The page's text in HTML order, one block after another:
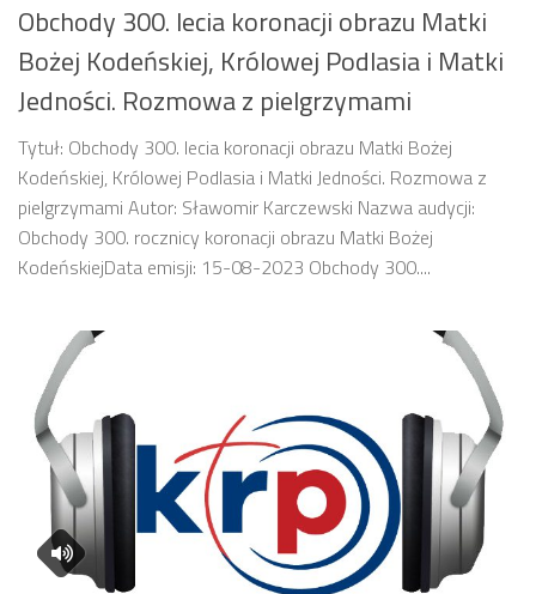
Obchody 300. lecia koronacji obrazu Matki
Bożej Kodeńskiej, Królowej Podlasia i Matki
Jedności. Rozmowa z pielgrzymami
Tytuł: Obchody 300. lecia koronacji obrazu Matki Bożej
Kodeńskiej, Królowej Podlasia i Matki Jedności. Rozmowa z
pielgrzymami Autor: Sławomir Karczewski Nazwa audycji:
Obchody 300. rocznicy koronacji obrazu Matki Bożej
KodeńskiejData emisji: 15-08-2023 Obchody 300....